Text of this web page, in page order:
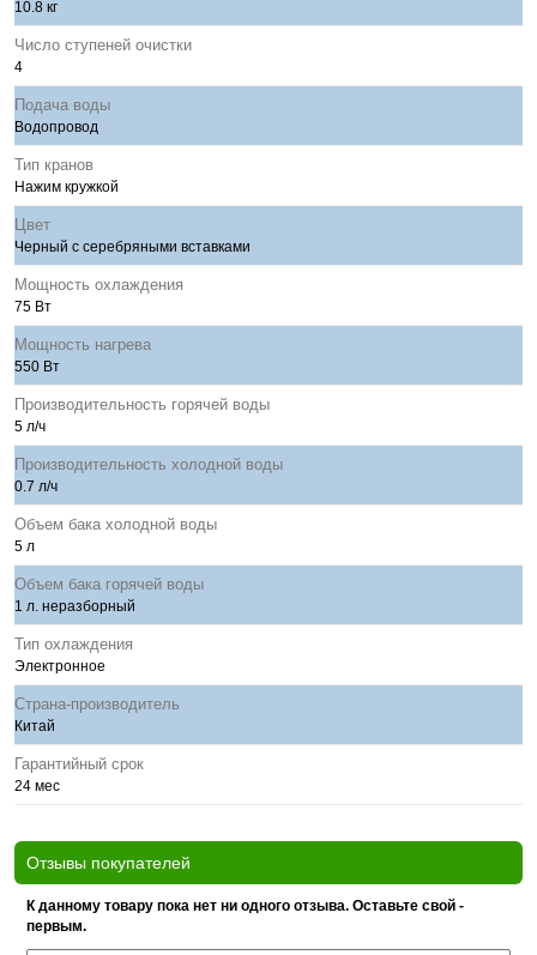
10.8 кг
Число ступеней очистки
4
Подача воды
Водопровод
Тип кранов
Нажим кружкой
Цвет
Черный с серебряными вставками
Мощность охлаждения
75 Вт
Мощность нагрева
550 Вт
Производительность горячей воды
5 л/ч
Производительность холодной воды
0.7 л/ч
Объем бака холодной воды
5 л
Объем бака горячей воды
1 л. неразборный
Тип охлаждения
Электронное
Страна-производитель
Китай
Гарантийный срок
24 мес
Отзывы покупателей
К данному товару пока нет ни одного отзыва. Оставьте свой -
первым.